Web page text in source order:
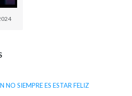
NO SIEMPRE ES ESTAR FELIZ